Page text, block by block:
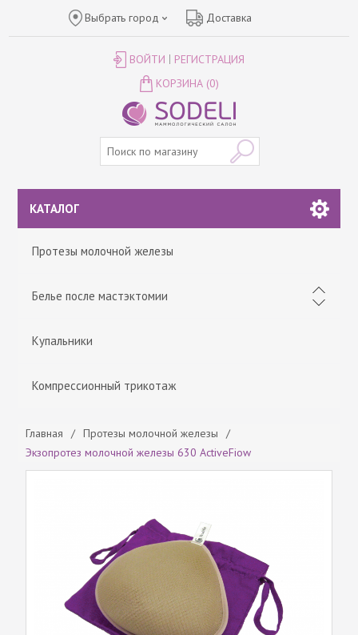
Выбрать город Доставка
ВОЙТИ
РЕГИСТРАЦИЯ
КОРЗИНА (0)
КАТАЛОГ
Протезы молочной железы
Белье после мастэктомии
Купальники
Компрессионный трикотаж
Главная / Протезы молочной железы
/
Экзопротез молочной железы 630 ActiveFiow